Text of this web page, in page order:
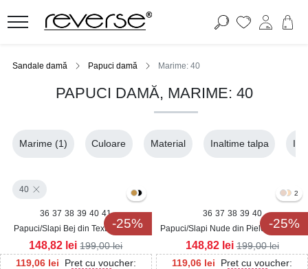
Sandale damă Papuci damă Marime: 40
PAPUCI DAMĂ, MARIME: 40
Marime (1) Culoare Material Inaltime talpa
40
-25%
36 37 38 39 40 41
Papuci/Slapi Bej din Textil Navari
119,06 lei
Pret cu voucher:
148,82 lei 199,00lei
-25%
2
36 37 38 39 40
Papuci/Slapi Nude din Piele Ecologica
Eralyne
119,06 lei
Pret cu voucher:
148,82 lei 199,00lei